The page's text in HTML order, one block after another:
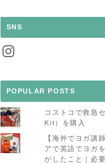
SNS
Instagram
POPULAR POSTS
コストコで救急
Kit）を購入
【海外でヨガ講
アで英語でヨガ
がしたこと｜必